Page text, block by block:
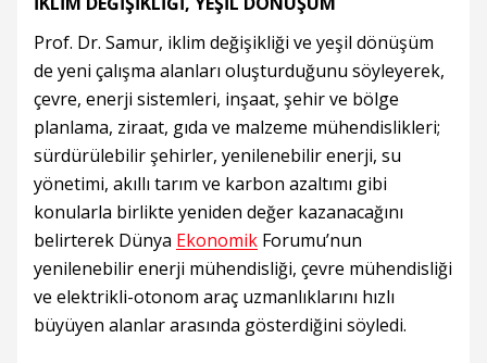
Prof. Dr. Samur, iklim değişikliği ve yeşil dönüşüm
de yeni çalışma alanları oluşturduğunu söyleyerek,
çevre, enerji sistemleri, inşaat, şehir ve bölge
planlama, ziraat, gıda ve malzeme mühendislikleri;
sürdürülebilir şehirler, yenilenebilir enerji, su
yönetimi, akıllı tarım ve karbon azaltımı gibi
konularla birlikte yeniden değer kazanacağını
belirterek Dünya Ekonomik Forumu’nun
yenilenebilir enerji mühendisliği, çevre mühendisliği
ve elektrikli-otonom araç uzmanlıklarını hızlı
büyüyen alanlar arasında gösterdiğini söyledi.